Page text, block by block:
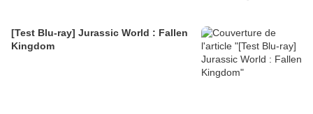
[Test Blu-ray] Jurassic World : Fallen
Kingdom